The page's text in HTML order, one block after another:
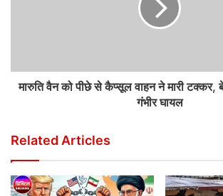
मारुति वैन को पीछे से कैप्सूल वाहन ने मारी टक्कर,
गंभीर घायल
Related Articles